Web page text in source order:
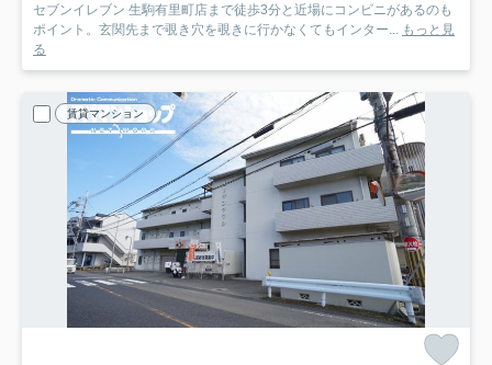
セブンイレブン 生駒有里町店まで徒歩3分と近場にコンビニがあるのも
ポイント。玄関先まで覗き穴を覗きに行かなくてもインター... もっと見
る
賃貸マンション